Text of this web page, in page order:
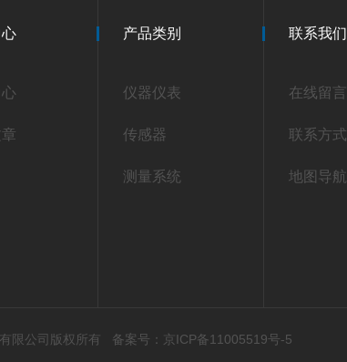
产品类别
仪器仪表
传感器
测量系统
联系我们
在线留言
联系方式
地图导航
限公司版权所有 备案号：京ICP备11005519号-5